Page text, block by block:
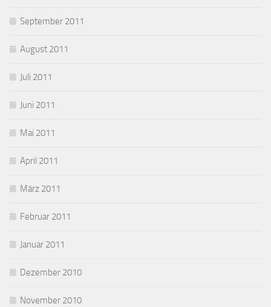
September 2011
August 2011
Juli 2011
Juni 2011
Mai 2011
April 2011
März 2011
Februar 2011
Januar 2011
Dezember 2010
November 2010